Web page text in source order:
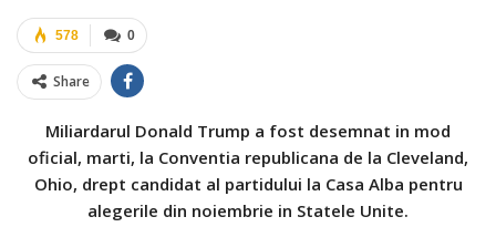
0
578
Share
Miliardarul Donald Trump a fost desemnat in mod
oficial, marti, la Conventia republicana de la Cleveland,
Ohio, drept candidat al partidului la Casa Alba pentru
alegerile din noiembrie in Statele Unite.